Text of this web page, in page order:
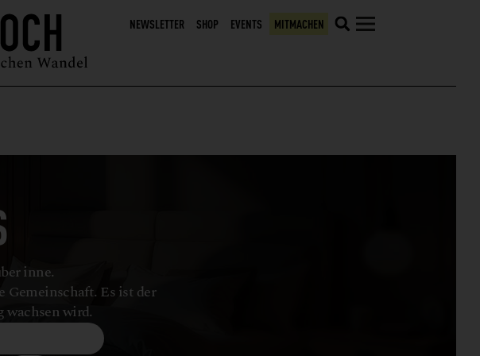
NEWSLETTER SHOP EVENTS MITMACHEN
UNS SYMPOSIUM
inne.
Gemeinschaft. Es ist der
wachsen wird.